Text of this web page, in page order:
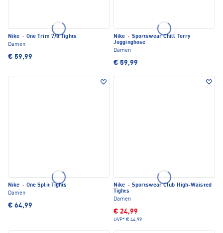
Nike · One Trim 7/8 Tights
Damen
€ 59,99
Nike · Sportswear Chill Terry
Jogginghose
Damen
€ 59,99
Nike · One Split Tights
Damen
€ 64,99
Nike · Sportswear Club High-Waisted
Tights
Damen
€ 24,99
UVP* € 44,99